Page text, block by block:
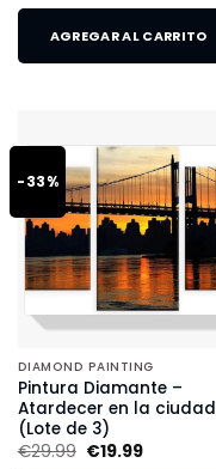
AGREGAR AL CARRITO
-33%
DIAMOND PAINTING
Pintura Diamante –
Atardecer en la ciudad
(Lote de 3)
€29.99 €19.99